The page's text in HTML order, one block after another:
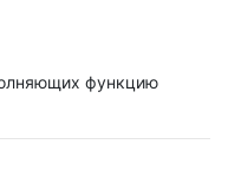
функцию